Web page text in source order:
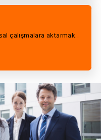
çalışmalara aktarmak..